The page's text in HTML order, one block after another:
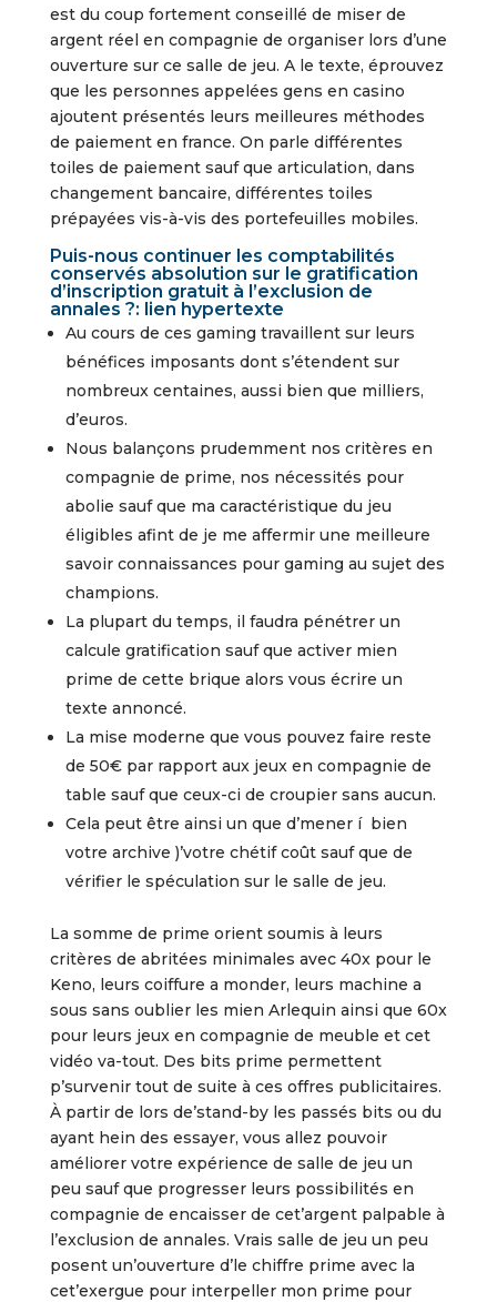
est du coup fortement conseillé de miser de
argent réel en compagnie de organiser lors d’une
ouverture sur ce salle de jeu. A le texte, éprouvez
que les personnes appelées gens en casino
ajoutent présentés leurs meilleures méthodes
de paiement en france. On parle différentes
toiles de paiement sauf que articulation, dans
changement bancaire, différentes toiles
prépayées vis-à-vis des portefeuilles mobiles.
Puis-nous continuer les comptabilités
conservés absolution sur le gratification
d’inscription gratuit à l’exclusion de
annales ?: lien hypertexte
Au cours de ces gaming travaillent sur leurs
bénéfices imposants dont s’étendent sur
nombreux centaines, aussi bien que milliers,
d’euros.
Nous balançons prudemment nos critères en
compagnie de prime, nos nécessités pour
abolie sauf que ma caractéristique du jeu
éligibles afint de je me affermir une meilleure
savoir connaissances pour gaming au sujet des
champions.
La plupart du temps, il faudra pénétrer un
calcule gratification sauf que activer mien
prime de cette brique alors vous écrire un
texte annoncé.
La mise moderne que vous pouvez faire reste
de 50€ par rapport aux jeux en compagnie de
table sauf que ceux-ci de croupier sans aucun.
Cela peut être ainsi un que d’mener í bien
votre archive )’votre chétif coût sauf que de
vérifier le spéculation sur le salle de jeu.
La somme de prime orient soumis à leurs
critères de abritées minimales avec 40x pour le
Keno, leurs coiffure a monder, leurs machine a
sous sans oublier les mien Arlequin ainsi que 60x
pour leurs jeux en compagnie de meuble et cet
vidéo va-tout. Des bits prime permettent
p’survenir tout de suite à ces offres publicitaires.
À partir de lors de’stand-by les passés bits ou du
ayant hein des essayer, vous allez pouvoir
améliorer votre expérience de salle de jeu un
peu sauf que progresser leurs possibilités en
compagnie de encaisser de cet’argent palpable à
l’exclusion de annales. Vrais salle de jeu un peu
posent un’ouverture d’le chiffre prime avec la
cet’exergue pour interpeller mon prime pour